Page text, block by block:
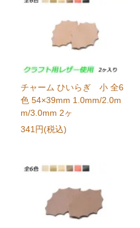
チャーム ひいらぎ 小 全6
色 54×39mm 1.0mm/2.0m
m/3.0mm 2ヶ
341円(税込)